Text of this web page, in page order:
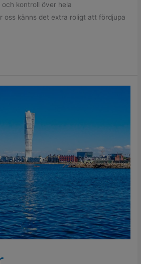
kontroll över hela
oss känns det extra roligt att fördjupa